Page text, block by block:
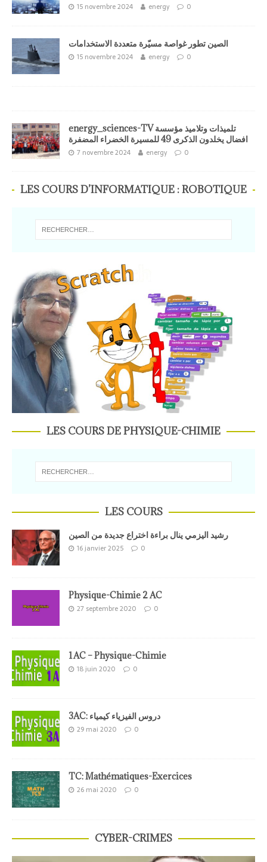
15 novembre 2024 energy 0
الصين تطور غواصة مسيّرة متعددة الاستخدامات
15 novembre 2024 energy 0
energy_sciences-TV تلميذات وتلاميذ مؤسسة
افضال يخلدون الذكرى 49 للمسيرة الخضراء المضفرة
7 novembre 2024 energy 0
LES COURS D’INFORMATIQUE : ROBOTIQUE
LES COURS DE PHYSIQUE-CHIMIE
LES COURS
رشيد اليزمي ينال براءة اختراع جديدة من الصين
16 janvier 2025 0
Physique-Chimie 2 AC
27 septembre 2020 0
1AC – Physique-Chimie
18 juin 2020 0
3AC: دروس الفيزياء كيمياء
29 mai 2020 0
TC: Mathématiques-Exercices
26 mai 2020 0
CYBER-CRIMES